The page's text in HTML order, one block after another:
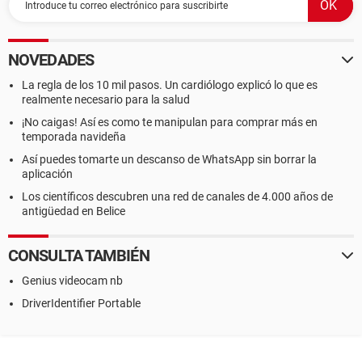
NOVEDADES
La regla de los 10 mil pasos. Un cardiólogo explicó lo que es
realmente necesario para la salud
¡No caigas! Así es como te manipulan para comprar más en
temporada navideña
Así puedes tomarte un descanso de WhatsApp sin borrar la
aplicación
Los científicos descubren una red de canales de 4.000 años de
antigüedad en Belice
CONSULTA TAMBIÉN
Genius videocam nb
DriverIdentifier Portable